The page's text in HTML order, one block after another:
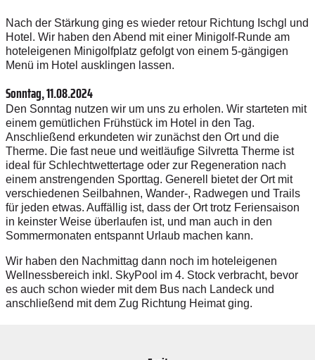
Nach der Stärkung ging es wieder retour Richtung Ischgl und
Hotel. Wir haben den Abend mit einer Minigolf-Runde am
hoteleigenen Minigolfplatz gefolgt von einem 5-gängigen
Menü im Hotel ausklingen lassen.
Sonntag, 11.08.2024
Den Sonntag nutzen wir um uns zu erholen. Wir starteten mit
einem gemütlichen Frühstück im Hotel in den Tag.
Anschließend erkundeten wir zunächst den Ort und die
Therme. Die fast neue und weitläufige Silvretta Therme ist
ideal für Schlechtwettertage oder zur Regeneration nach
einem anstrengenden Sporttag. Generell bietet der Ort mit
verschiedenen Seilbahnen, Wander-, Radwegen und Trails
für jeden etwas. Auffällig ist, dass der Ort trotz Feriensaison
in keinster Weise überlaufen ist, und man auch in den
Sommermonaten entspannt Urlaub machen kann.
Wir haben den Nachmittag dann noch im hoteleigenen
Wellnessbereich inkl. SkyPool im 4. Stock verbracht, bevor
es auch schon wieder mit dem Bus nach Landeck und
anschließend mit dem Zug Richtung Heimat ging.